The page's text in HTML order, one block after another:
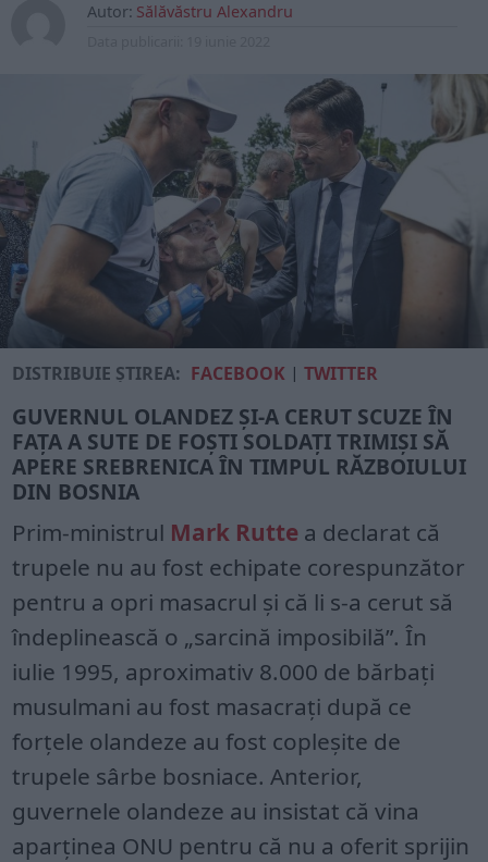
Autor: Sălăvăstru Alexandru
DISTRIBUIE ȘTIREA: FACEBOOK |TWITTER
GUVERNUL OLANDEZ ȘI-A CERUT SCUZE ÎN
FAȚA A SUTE DE FOȘTI SOLDAȚI TRIMIȘI SĂ
APERE SREBRENICA ÎN TIMPUL RĂZBOIULUI
DIN BOSNIA
Prim-ministrul Mark Rutte a declarat că
trupele nu au fost echipate corespunzător
pentru a opri masacrul și că li s-a cerut să
îndeplinească o „sarcină imposibilă”. În
iulie 1995, aproximativ 8.000 de bărbați
musulmani au fost masacrați după ce
forțele olandeze au fost copleșite de
trupele sârbe bosniace. Anterior,
guvernele olandeze au insistat că vina
aparținea ONU pentru că nu a oferit sprijin